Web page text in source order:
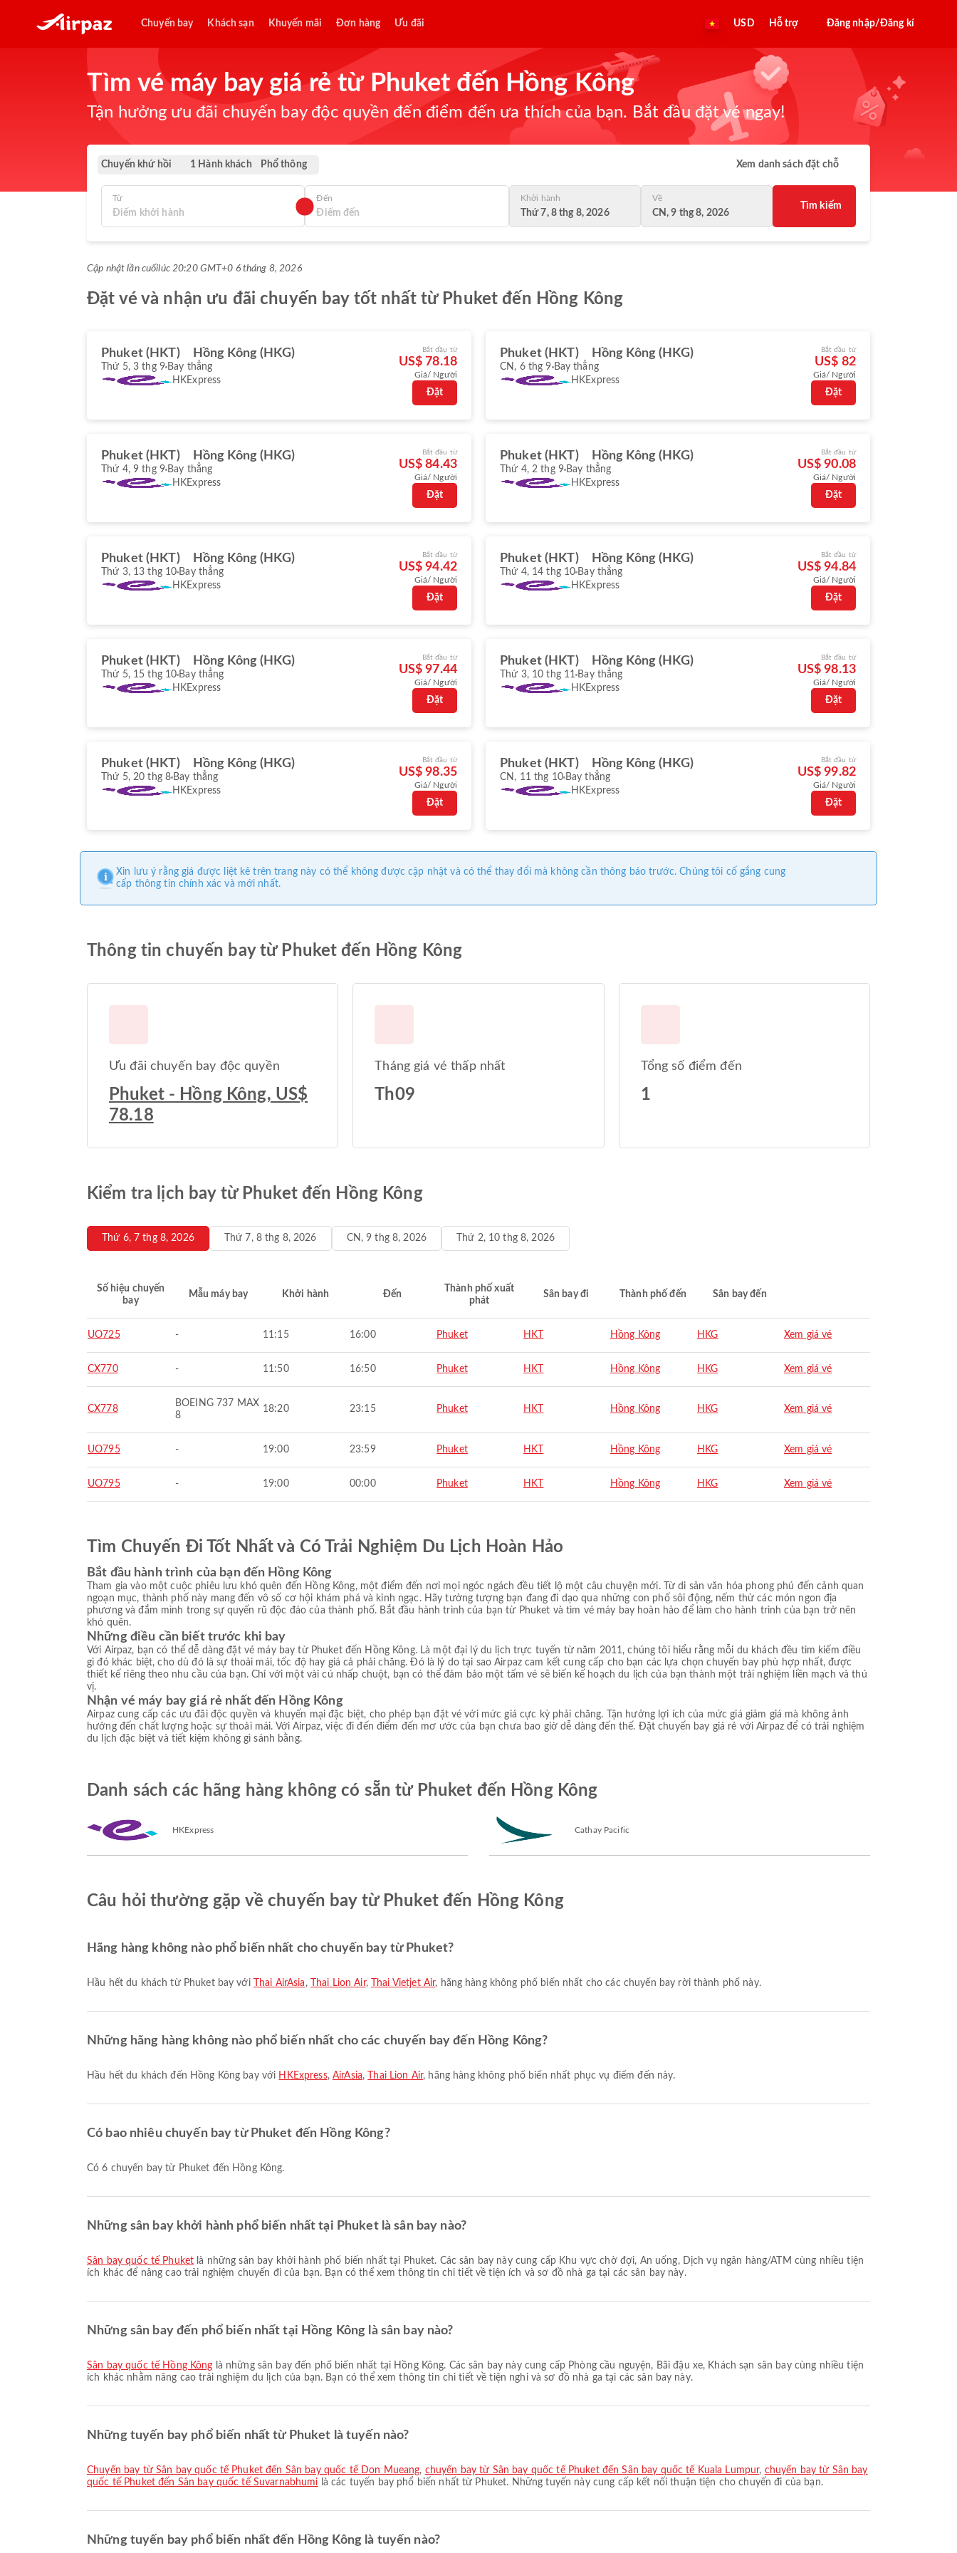
Chuyến bay Khách sạn Khuyến mãi Đơn hàng Ưu đãi USD Hỗ trợ Đăng nhập/Đăng kí
Tìm vé máy bay giá rẻ từ Phuket đến Hồng Kông
Tận hưởng ưu đãi chuyến bay độc quyền đến điểm đến ưa thích của bạn. Bắt đầu đặt vé ngay!
Chuyến khứ hồi 1 Hành khách Phổ thông Xem danh sách đặt chỗ
Từ Đến Khởi hành
Thứ 7, 8 thg 8, 2026
Về
CN, 9 thg 8, 2026
Tìm kiếm
Cập nhật lần cuốilúc 20:20 GMT+0 6 tháng 8, 2026
Đặt vé và nhận ưu đãi chuyến bay tốt nhất từ Phuket đến Hồng Kông
Phuket (HKT) Hồng Kông (HKG)
Thứ 5, 3 thg 9 Bay thẳng
HKExpress
Bắt đầu từ
US$ 78.18
Giá/ Người
Đặt
Phuket (HKT) Hồng Kông (HKG)
CN, 6 thg 9 Bay thẳng
HKExpress
Bắt đầu từ
US$ 82
Giá/ Người
Đặt
Phuket (HKT) Hồng Kông (HKG)
Thứ 4, 9 thg 9 Bay thẳng
HKExpress
Bắt đầu từ
US$ 84.43
Giá/ Người
Đặt
Phuket (HKT) Hồng Kông (HKG)
Thứ 4, 2 thg 9 Bay thẳng
HKExpress
Bắt đầu từ
US$ 90.08
Giá/ Người
Đặt
Phuket (HKT) Hồng Kông (HKG)
Thứ 3, 13 thg 10 Bay thẳng
HKExpress
Bắt đầu từ
US$ 94.42
Giá/ Người
Đặt
Phuket (HKT) Hồng Kông (HKG)
Thứ 4, 14 thg 10 Bay thẳng
HKExpress
Bắt đầu từ
US$ 94.84
Giá/ Người
Đặt
Phuket (HKT) Hồng Kông (HKG)
Thứ 5, 15 thg 10 Bay thẳng
HKExpress
Bắt đầu từ
US$ 97.44
Giá/ Người
Đặt
Phuket (HKT) Hồng Kông (HKG)
Thứ 3, 10 thg 11 Bay thẳng
HKExpress
Bắt đầu từ
US$ 98.13
Giá/ Người
Đặt
Phuket (HKT) Hồng Kông (HKG)
Thứ 5, 20 thg 8 Bay thẳng
HKExpress
Bắt đầu từ
US$ 98.35
Giá/ Người
Đặt
Phuket (HKT) Hồng Kông (HKG)
CN, 11 thg 10 Bay thẳng
HKExpress
Bắt đầu từ
US$ 99.82
Giá/ Người
Đặt
Xin lưu ý rằng giá được liệt kê trên trang này có thể không được cập nhật và có thể thay đổi mà không cần thông báo trước. Chúng tôi cố gắng cung
cấp thông tin chính xác và mới nhất.
Thông tin chuyến bay từ Phuket đến Hồng Kông
Ưu đãi chuyến bay độc quyền
Phuket - Hồng Kông, US$
78.18
Tháng giá vé thấp nhất
Th09
Tổng số điểm đến
1
Kiểm tra lịch bay từ Phuket đến Hồng Kông
Thứ 6, 7 thg 8, 2026 Thứ 7, 8 thg 8, 2026 CN, 9 thg 8, 2026 Thứ 2, 10 thg 8, 2026
Số hiệu chuyến
bay
Mẫu máy bay Khởi hành Đến
Thành phố xuất
phát
Sân bay đi Thành phố đến Sân bay đến
UO725 - 11:15 16:00 Phuket HKT Hồng Kông HKG Xem giá vé
CX770 - 11:50 16:50 Phuket HKT Hồng Kông HKG Xem giá vé
CX778
BOEING 737 MAX
8
18:20 23:15 Phuket HKT Hồng Kông HKG Xem giá vé
UO795 - 19:00 23:59 Phuket HKT Hồng Kông HKG Xem giá vé
UO795 - 19:00 00:00 Phuket HKT Hồng Kông HKG Xem giá vé
Tìm Chuyến Đi Tốt Nhất và Có Trải Nghiệm Du Lịch Hoàn Hảo
Bắt đầu hành trình của bạn đến Hồng Kông
Tham gia vào một cuộc phiêu lưu khó quên đến Hồng Kông, một điểm đến nơi mọi ngóc ngách đều tiết lộ một câu chuyện mới. Từ di sản văn hóa phong phú đến cảnh quan
ngoạn mục, thành phố này mang đến vô số cơ hội khám phá và kinh ngạc. Hãy tưởng tượng bạn đang đi dạo qua những con phố sôi động, nếm thử các món ngon địa
phương và đắm mình trong sự quyến rũ độc đáo của thành phố. Bắt đầu hành trình của bạn từ Phuket và tìm vé máy bay hoàn hảo để làm cho hành trình của bạn trở nên
khó quên.
Những điều cần biết trước khi bay
Với Airpaz, bạn có thể dễ dàng đặt vé máy bay từ Phuket đến Hồng Kông. Là một đại lý du lịch trực tuyến từ năm 2011, chúng tôi hiểu rằng mỗi du khách đều tìm kiếm điều
gì đó khác biệt, cho dù đó là sự thoải mái, tốc độ hay giá cả phải chăng. Đó là lý do tại sao Airpaz cam kết cung cấp cho bạn các lựa chọn chuyến bay phù hợp nhất, được
thiết kế riêng theo nhu cầu của bạn. Chỉ với một vài cú nhấp chuột, bạn có thể đảm bảo một tấm vé sẽ biến kế hoạch du lịch của bạn thành một trải nghiệm liền mạch và thú
vị.
Nhận vé máy bay giá rẻ nhất đến Hồng Kông
Airpaz cung cấp các ưu đãi độc quyền và khuyến mại đặc biệt, cho phép bạn đặt vé với mức giá cực kỳ phải chăng. Tận hưởng lợi ích của mức giá giảm giá mà không ảnh
hưởng đến chất lượng hoặc sự thoải mái. Với Airpaz, việc đi đến điểm đến mơ ước của bạn chưa bao giờ dễ dàng đến thế. Đặt chuyến bay giá rẻ với Airpaz để có trải nghiệm
du lịch đặc biệt và tiết kiệm không gì sánh bằng.
Danh sách các hãng hàng không có sẵn từ Phuket đến Hồng Kông
HKExpress Cathay Pacific
Câu hỏi thường gặp về chuyến bay từ Phuket đến Hồng Kông
Hãng hàng không nào phổ biến nhất cho chuyến bay từ Phuket?
Hầu hết du khách từ Phuket bay với Thai AirAsia , Thai Lion Air, Thai Vietjet Air, hãng hàng không phổ biến nhất cho các chuyến bay rời thành phố này.
Những hãng hàng không nào phổ biến nhất cho các chuyến bay đến Hồng Kông?
Hầu hết du khách đến Hồng Kông bay với HKExpress,AirAsia, Thai Lion Air, hãng hàng không phổ biến nhất phục vụ điểm đến này.
Có bao nhiêu chuyến bay từ Phuket đến Hồng Kông?
Có 6 chuyến bay từ Phuket đến Hồng Kông.
Những sân bay khởi hành phổ biến nhất tại Phuket là sân bay nào?
Sân bay quốc tế Phuket là những sân bay khởi hành phổ biến nhất tại Phuket. Các sân bay này cung cấp Khu vực chờ đợi, Ăn uống, Dịch vụ ngân hàng/ATM cùng nhiều tiện
ích khác để nâng cao trải nghiệm chuyến đi của bạn. Bạn có thể xem thông tin chi tiết về tiện ích và sơ đồ nhà ga tại các sân bay này.
Những sân bay đến phổ biến nhất tại Hồng Kông là sân bay nào?
Sân bay quốc tế Hồng Kông là những sân bay đến phổ biến nhất tại Hồng Kông. Các sân bay này cung cấp Phòng cầu nguyện, Bãi đậu xe, Khách sạn sân bay cùng nhiều tiện
ích khác nhằm nâng cao trải nghiệm du lịch của bạn. Bạn có thể xem thông tin chi tiết về tiện nghi và sơ đồ nhà ga tại các sân bay này.
Những tuyến bay phổ biến nhất từ Phuket là tuyến nào?
chuyến bay từ Sân bay quốc tế Phuket đến Sân bay quốc tế Don Mueang, chuyến bay từ Sân bay quốc tế Phuket đến Sân bay quốc tế Kuala Lumpur, chuyến bay từ Sân bay
quốc tế Phuket đến Sân bay quốc tế Suvarnabhumi là các tuyến bay phổ biến nhất từ Phuket. Những tuyến này cung cấp kết nối thuận tiện cho chuyến đi của bạn.
Những tuyến bay phổ biến nhất đến Hồng Kông là tuyến nào?